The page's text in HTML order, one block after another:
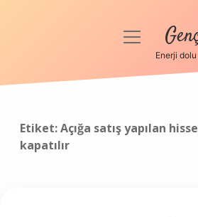
Anasayfa
Yasal Uyarı
menüyü
Enerji
Etiket:Açığa satış yapılan
kapatılır